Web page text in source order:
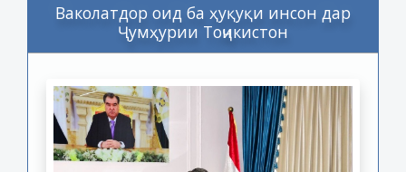
Ваколатдор оид ба ҳуқуқи инсон дар
Ҷумҳурии Тоҷикистон